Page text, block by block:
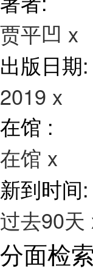
贾平凹 x
出版日期:
2019 x
在馆 :
在馆 x
新到时间:
过去90天
分面检索